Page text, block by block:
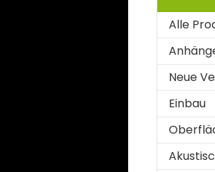
Alle
Neue
Einbau